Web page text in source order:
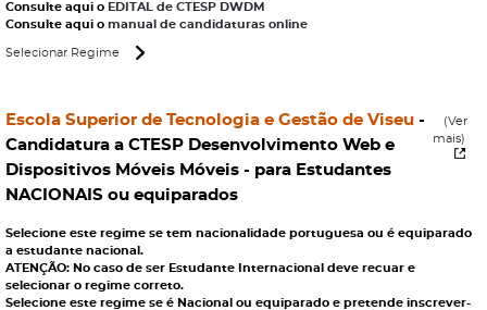
Consulte aqui o EDITAL de CTESP DWDM
Consulte aqui o manual de candidaturas online
Selecionar Regime
Escola Superior de Tecnologia e Gestão de Viseu -
Candidatura a CTESP Desenvolvimento Web e
Dispositivos Móveis Móveis - para Estudantes
NACIONAIS ou equiparados
(Ver
mais)
Selecione este regime se tem nacionalidade portuguesa ou é equiparado
a estudante nacional.
ATENÇÃO: No caso de ser Estudante Internacional deve recuar e
selecionar o regime correto.
Selecione este regime se é Nacional ou equiparado e pretende inscrever-